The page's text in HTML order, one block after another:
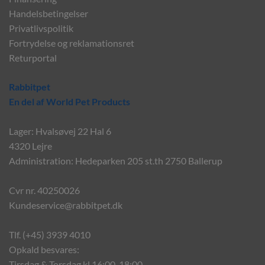
Handelsbetingelser
Privatlivspolitik
Fortrydelse og reklamationsret
Returportal
Rabbitpet
En del af World Pet Products
Lager: Hvalsøvej 22 Hal 6
4320 Lejre
Administration: Hedeparken 205 st.th 2750 Ballerup
Cvr nr. 40250026
Kundeservice@rabbitpet.dk
Tlf. (+45) 3939 4010
Opkald besvares: